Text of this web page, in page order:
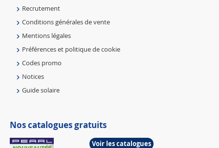
Recrutement
Conditions générales de vente
Mentions légales
Préférences et politique de cookie
Codes promo
Notices
Guide solaire
Nos catalogues gratuits
Voir les catalogues